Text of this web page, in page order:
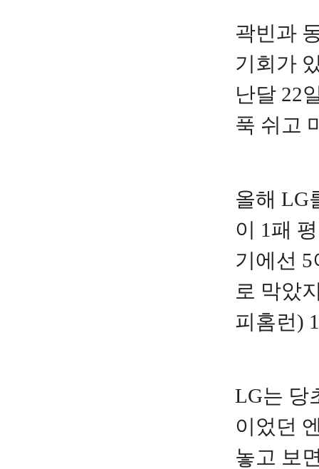
곽빈과
기회가
난달 22
푹 쉬고
올해 LG
이 1패
기에선
로 막았
피홈런)
LG는 당
이었던
놓고 보